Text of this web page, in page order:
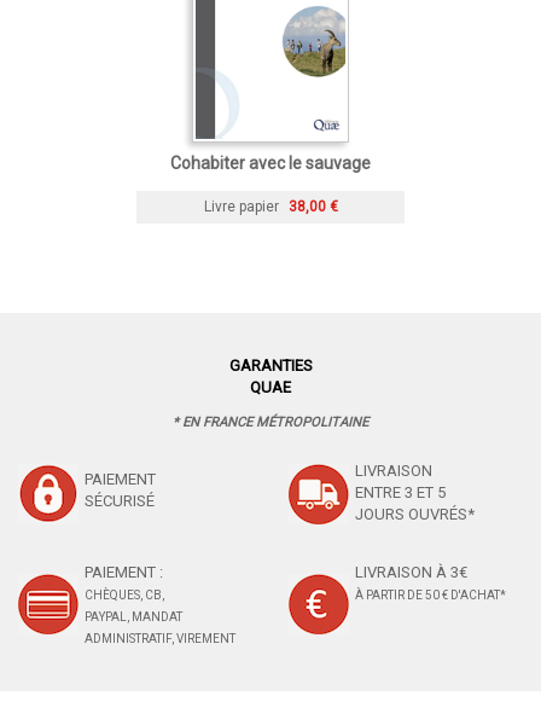
Cohabiter avec le sauvage
Livre papier 38,00 €
GARANTIES
QUAE
* EN FRANCE MÉTROPOLITAINE
PAIEMENT
SÉCURISÉ
LIVRAISON
ENTRE 3 ET 5
JOURS OUVRÉS*
PAIEMENT :
CHÈQUES, CB,
PAYPAL, MANDAT
ADMINISTRATIF, VIREMENT
LIVRAISON À 3€
À PARTIR DE 50 € D'ACHAT*